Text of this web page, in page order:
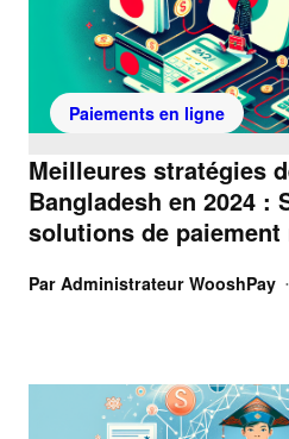
Paiements en ligne
Meilleures stratégies
Bangladesh en 2024 :
solutions de paiement
Par Administrateur WooshPay •